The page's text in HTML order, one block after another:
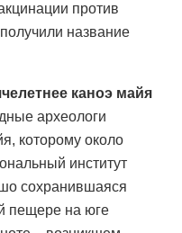
против
название
каноэ майя
археологи
которому около
институт
сохранившаяся
пещере на юге